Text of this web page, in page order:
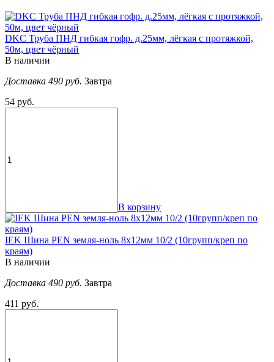
DKC Труба ПНД гибкая гофр. д.25мм, лёгкая с протяжкой,
50м, цвет чёрный
В наличии
Доставка 490 руб. Завтра
54 руб.
В корзину
IEK Шина PEN земля-ноль 8х12мм 10/2 (10групп/креп по
краям)
В наличии
Доставка 490 руб. Завтра
411 руб.